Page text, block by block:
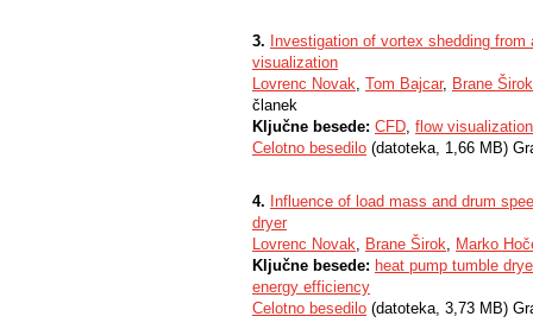
3. Investigation of vortex shedding
visualization
Lovrenc Novak, Tom Bajcar, Brane Širok
članek
Ključne besede: CFD, flow visualization
Celotno besedilo (datoteka, 1,66 MB)
4. Influence of load mass and drum
dryer
Lovrenc Novak, Brane Širok, Marko
Ključne besede: heat pump tumble
energy efficiency
Celotno besedilo (datoteka, 3,73 MB)